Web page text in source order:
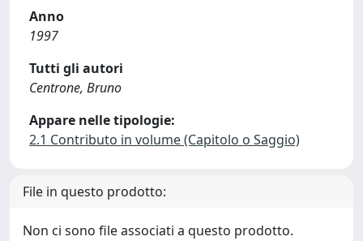
Anno
1997
Tutti gli autori
Centrone, Bruno
Appare nelle tipologie:
2.1 Contributo in volume (Capitolo o Saggio)
File in questo prodotto:
Non ci sono file associati a questo prodotto.